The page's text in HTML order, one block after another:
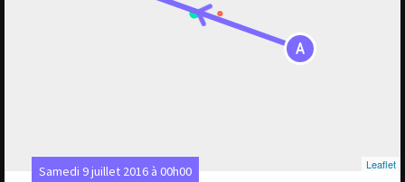
A
Leaflet
Samedi 9 juillet 2016 à 00h00